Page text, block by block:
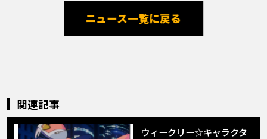
ニュース一覧に戻る
関連記事
ウィークリー☆キャラクタ